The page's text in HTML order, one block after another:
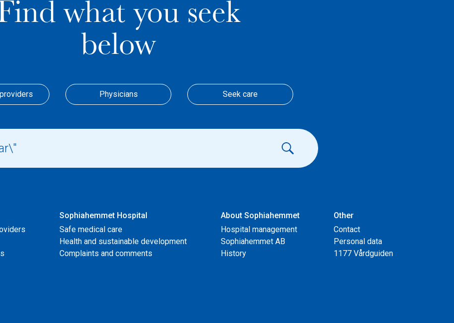
what you seek
below
Physicians Seek care
Sophiahemmet Hospital
Safe medical care
Health and sustainable development
Complaints and comments
About Sophiahemmet
Hospital management
Sophiahemmet AB
History
Other
Contact
Personal data
1177 Vårdguiden